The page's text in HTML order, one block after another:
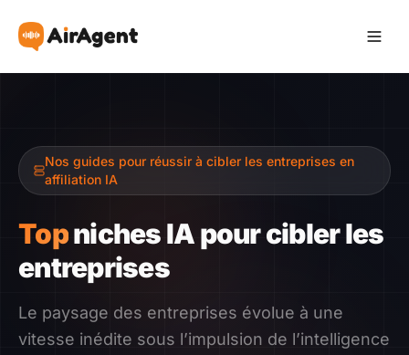
Recommander
Gagner
Ressources
Témoignages
Nos guides pour réussir à cibler les entreprises en
affiliation IA
Topniches IA pour cibler les
entreprises
Le paysage des entreprises évolue à une
vitesse inédite sous l’impulsion de l’intelligence